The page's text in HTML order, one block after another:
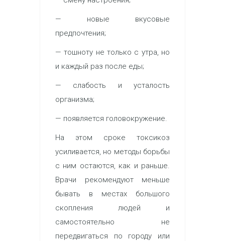
— новые вкусовые
предпочтения;
— тошноту не только с утра, но
и каждый раз после еды;
— слабость и усталость
организма;
— появляется головокружение.
На этом сроке токсикоз
усиливается, но методы борьбы
с ним остаются, как и раньше.
Врачи рекомендуют меньше
бывать в местах большого
скопления людей и
самостоятельно не
передвигаться по городу или